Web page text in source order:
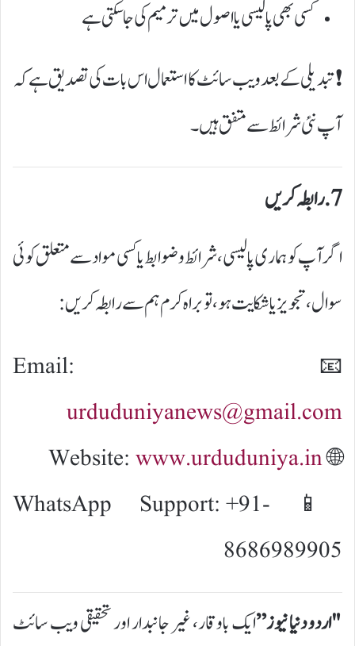
کسی بھی پالیسی یا اصول میں ترمیم کی جا سکتی ہے
❗ تبدیلی کے بعد ویب سائٹ کا استعمال اس بات کی تصدیق ہے کہ
آپ نئی شرائط سے متفق ہیں۔
7. رابطہ کریں
اگر آپ کو ہماری پالیسی، شرائط و ضوابط یا کسی مواد سے متعلق کوئی
سوال، تجویز یا شکایت ہو، تو براہ کرم ہم سے رابطہ کریں:
📧 Email:
urduduniyanews@gmail.com
🌐 Website:
www.urduduniya.in
📱 WhatsApp Support: +91-
8686989905
"اردو دنیا نیوز”ایک باوقار، غیر جانبدار اور تحقیقی ویب سائٹ